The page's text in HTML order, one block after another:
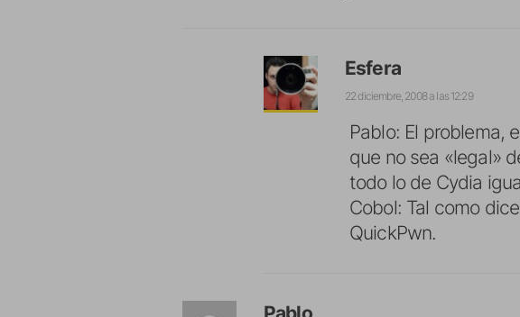
Esfera
22 diciembre, 2008 a las 12:29
Pablo: El problema,
que no sea «legal»
todo lo de Cydia
Cobol: Tal como
QuickPwn.